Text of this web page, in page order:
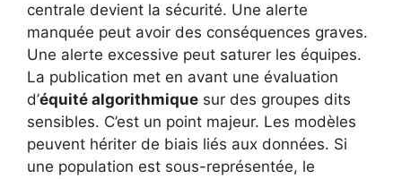
centrale devient la sécurité. Une alerte
manquée peut avoir des conséquences graves.
Une alerte excessive peut saturer les équipes.
La publication met en avant une évaluation
d’équité algorithmique sur des groupes dits
sensibles. C’est un point majeur. Les modèles
peuvent hériter de biais liés aux données. Si
une population est sous-représentée, le